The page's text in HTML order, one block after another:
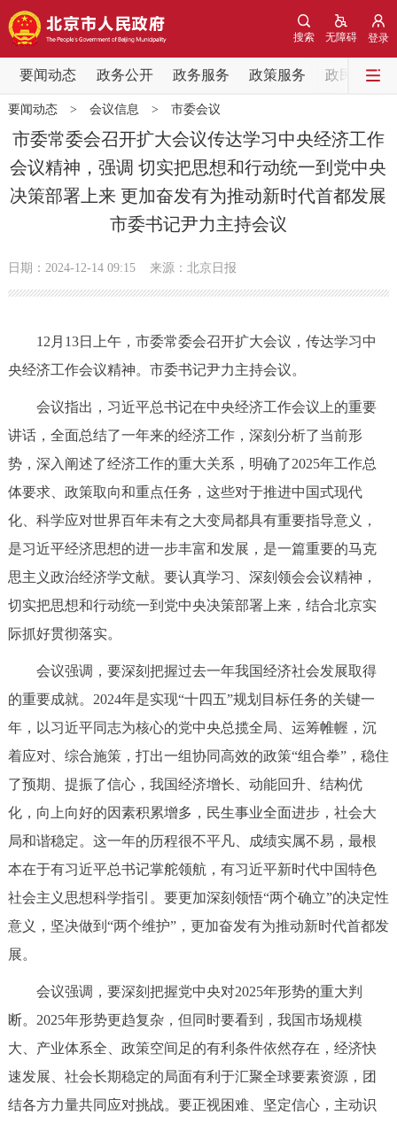
登录
无障碍
搜索
要闻动态 政务公开 政务服务 政策服务 政民互动
要闻动态
党中央精神 国务院信息
北京要闻 会议信息 部门动态
政务公开
政策兑现 政策解读
决策公开
政务服务
中介服务 阳光政务
12345网上接诉即办 我要咨询 我要建议
参与调查 在线访谈 图说互动
北京概况 十六区概览 人文北京
绿色北京 图说北京 视频北京
ENGLISH 한국어 日本語
DEUTSCH FRANÇAIS РУССКИЙ ЯЗЫК
要闻动态> 会议信息 > 市委会议
市委常委会召开扩大会议传达学习中央经济工作
会议精神，强调 切实把思想和行动统一到党中央
决策部署上来 更加奋发有为推动新时代首都发展
市委书记尹力主持会议
日期：2024-12-14 09:15 来源：北京日报
12月13日上午，市委常委会召开扩大会议，传达学习中
央经济工作会议精神。市委书记尹力主持会议。
会议指出，习近平总书记在中央经济工作会议上的重要
讲话，全面总结了一年来的经济工作，深刻分析了当前形
势，深入阐述了经济工作的重大关系，明确了2025年工作总
体要求、政策取向和重点任务，这些对于推进中国式现代
化、科学应对世界百年未有之大变局都具有重要指导意义，
是习近平经济思想的进一步丰富和发展，是一篇重要的马克
思主义政治经济学文献。要认真学习、深刻领会会议精神，
切实把思想和行动统一到党中央决策部署上来，结合北京实
际抓好贯彻落实。
会议强调，要深刻把握过去一年我国经济社会发展取得
的重要成就。2024年是实现“十四五”规划目标任务的关键一
年，以习近平同志为核心的党中央总揽全局、运筹帷幄，沉
着应对、综合施策，打出一组协同高效的政策“组合拳”，稳住
了预期、提振了信心，我国经济增长、动能回升、结构优
化，向上向好的因素积累增多，民生事业全面进步，社会大
局和谐稳定。这一年的历程很不平凡、成绩实属不易，最根
本在于有习近平总书记掌舵领航，有习近平新时代中国特色
社会主义思想科学指引。要更加深刻领悟“两个确立”的决定性
意义，坚决做到“两个维护”，更加奋发有为推动新时代首都发
展。
会议强调，要深刻把握党中央对2025年形势的重大判
断。2025年形势更趋复杂，但同时要看到，我国市场规模
大、产业体系全、政策空间足的有利条件依然存在，经济快
速发展、社会长期稳定的局面有利于汇聚全球要素资源，团
结各方力量共同应对挑战。要正视困难、坚定信心，主动识